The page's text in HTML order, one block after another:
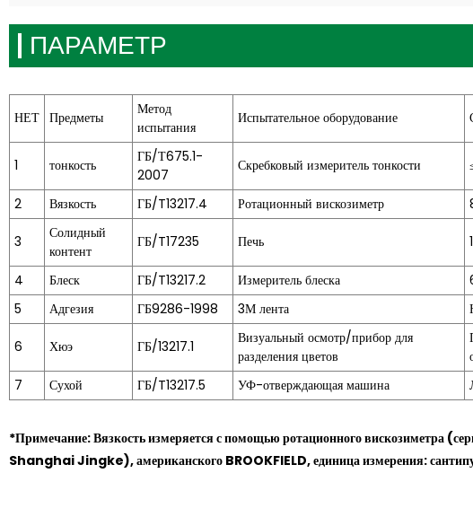
ПАРАМЕТР
НЕТ Предметы
Метод
испытания
Испытательное оборудование
1 тонкость
ГБ/Т675.1-
2007
Скребковый измеритель тонкости
2 Вязкость ГБ/T13217.4 Ротационный вискозиметр
3
Солидный
контент
ГБ/T17235 Печь
4 Блеск ГБ/T13217.2 Измеритель блеска
5
Адгезия ГБ9286-1998 3М лента
6 Хюэ ГБ/13217.1
Визуальный осмотр/прибор для
разделения цветов
7
Сухой ГБ/T13217.5 УФ-отверждающая машина
*Примечание: Вязкость измеряется с помощью ротационного вискозиметра
Shanghai Jingke), американского BROOKFIELD, единица измерения: